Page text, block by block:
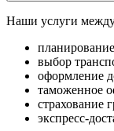
Наши услуги
выбор
оформление
таможенное
страхование
экспресс-